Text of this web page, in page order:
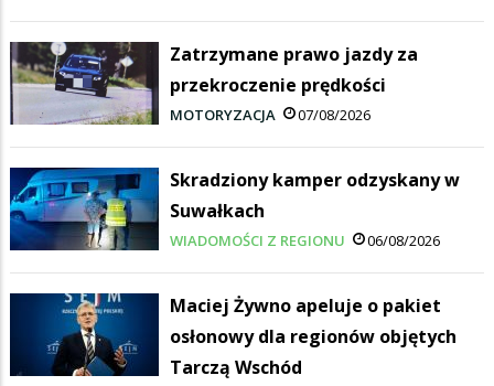
Zatrzymane prawo jazdy za
przekroczenie prędkości
MOTORYZACJA 07/08/2026
Skradziony kamper odzyskany w
Suwałkach
WIADOMOŚCI Z REGIONU 06/08/2026
Maciej Żywno apeluje o pakiet
osłonowy dla regionów objętych
Tarczą Wschód